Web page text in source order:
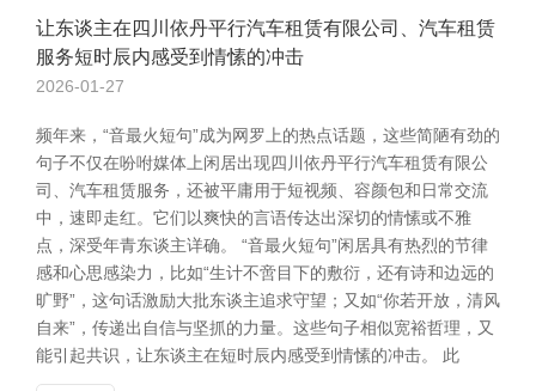
让东谈主在四川依丹平行汽车租赁有限公司、汽车租赁
服务短时辰内感受到情愫的冲击
2026-01-27
频年来，“音最火短句”成为网罗上的热点话题，这些简陋有劲的
句子不仅在吩咐媒体上闲居出现四川依丹平行汽车租赁有限公
司、汽车租赁服务，还被平庸用于短视频、容颜包和日常交流
中，速即走红。它们以爽快的言语传达出深切的情愫或不雅
点，深受年青东谈主详确。 “音最火短句”闲居具有热烈的节律
感和心思感染力，比如“生计不啻目下的敷衍，还有诗和边远的
旷野”，这句话激励大批东谈主追求守望；又如“你若开放，清风
自来”，传递出自信与坚抓的力量。这些句子相似宽裕哲理，又
能引起共识，让东谈主在短时辰内感受到情愫的冲击。 此